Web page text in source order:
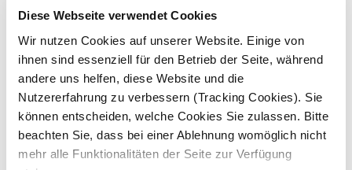
Diese Webseite verwendet Cookies
Wir nutzen Cookies auf unserer Website. Einige von
ihnen sind essenziell für den Betrieb der Seite, während
andere uns helfen, diese Website und die
Nutzererfahrung zu verbessern (Tracking Cookies). Sie
können entscheiden, welche Cookies Sie zulassen. Bitte
beachten Sie, dass bei einer Ablehnung womöglich nicht
mehr alle Funktionalitäten der Seite zur Verfügung
Behandlungspflege
unserer Bewohner.
Du gestaltest die
aktivierende
Tagesstrukturentsprechend den
individuellen Bedürfnissen jedes Bewohners
Deine Sorgfalt ist bei
Medikamentenvergabe und
Pflegeprotokollengefragt.
Gemeinsam mit Deinem Teamvor Ort
trägst Du maßgeblich zurSicherstellung